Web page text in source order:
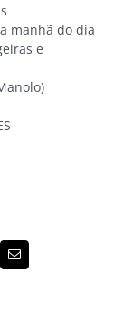
manhã do dia
e
E-
mail